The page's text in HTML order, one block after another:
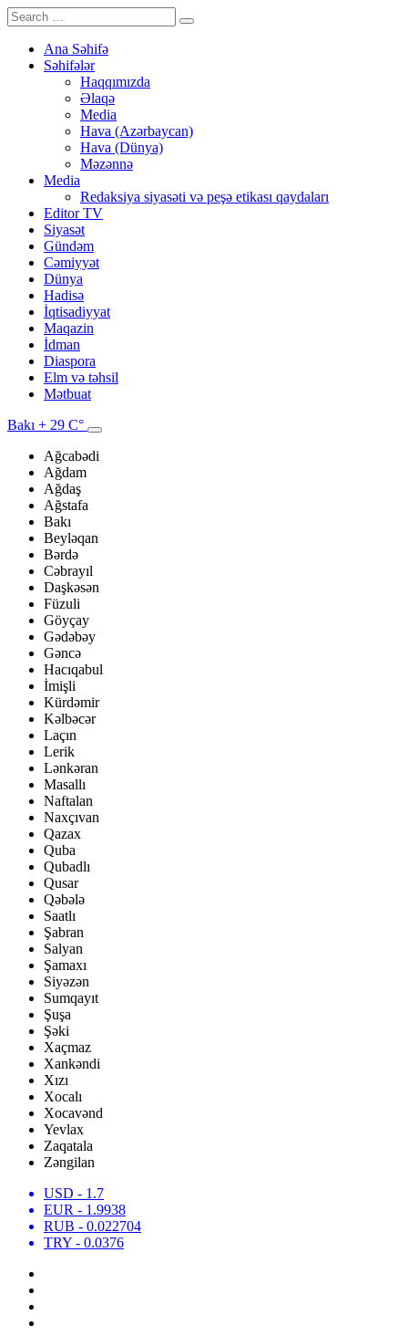
Ana Səhifə
Səhifələr
Haqqımızda
Əlaqə
Media
Hava (Azərbaycan)
Hava (Dünya)
Məzənnə
Media
Redaksiya siyasəti və peşə etikası qaydaları
Editor TV
Siyasət
Gündəm
Cəmiyyət
Dünya
Hadisə
İqtisadiyyat
Maqazin
İdman
Diaspora
Elm və təhsil
Mətbuat
Bakı + 29 C°
Ağcabədi
Ağdam
Ağdaş
Ağstafa
Bakı
Beyləqan
Bərdə
Cəbrayıl
Daşkəsən
Füzuli
Göyçay
Gədəbəy
Gəncə
Hacıqabul
İmişli
Kürdəmir
Kəlbəcər
Laçın
Lerik
Lənkəran
Masallı
Naftalan
Naxçıvan
Qazax
Quba
Qubadlı
Qusar
Qəbələ
Saatlı
Şabran
Salyan
Şamaxı
Siyəzən
Sumqayıt
Şuşa
Şəki
Xaçmaz
Xankəndi
Xızı
Xocalı
Xocavənd
Yevlax
Zaqatala
Zəngilan
USD - 1.7
EUR - 1.9938
RUB - 0.022704
TRY - 0.0376